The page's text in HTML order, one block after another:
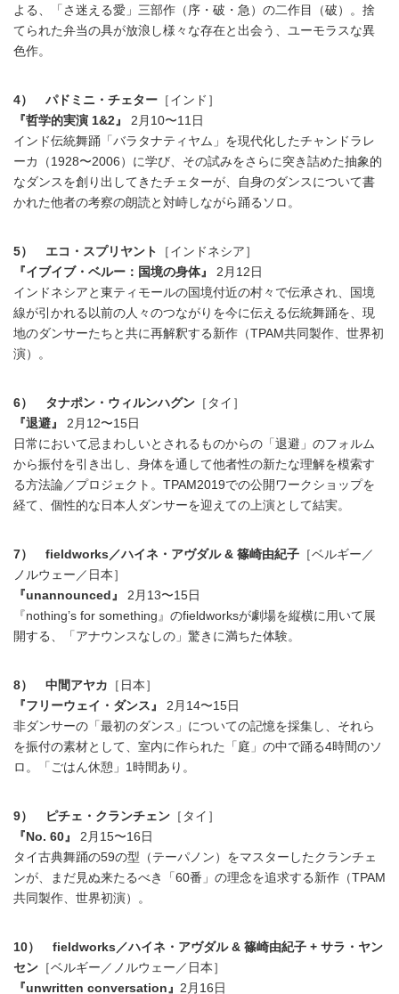
よる、「さ迷える愛」三部作（序・破・急）の二作目（破）。捨
てられた弁当の具が放浪し様々な存在と出会う、ユーモラスな異
色作。
4） パドミニ・チェター ［インド］
『哲学的実演 1&2』
2月10〜11日
インド伝統舞踊「バラタナティヤム」を現代化したチャンドラレ
ーカ（1928〜2006）に学び、その試みをさらに突き詰めた抽象的
なダンスを創り出してきたチェターが、自身のダンスについて書
かれた他者の考察の朗読と対峙しながら踊るソロ。
5） エコ・スプリヤント
［インドネシア］
『イブイブ・ベルー：国境の身体』
2月12日
インドネシアと東ティモールの国境付近の村々で伝承され、国境
線が引かれる以前の人々のつながりを今に伝える伝統舞踊を、現
地のダンサーたちと共に再解釈する新作（TPAM共同製作、世界初
演）。
6） タナポン・ウィルンハグン ［タイ］
『退避』
2月12〜15日
日常において忌まわしいとされるものからの「退避」のフォルム
から振付を引き出し、身体を通して他者性の新たな理解を模索す
る方法論／プロジェクト。TPAM2019での公開ワークショップを
経て、個性的な日本人ダンサーを迎えての上演として結実。
7） fieldworks／ハイネ・アヴダル & 篠崎由紀子 ［ベルギー／
ノルウェー／日本］
『unannounced』
2月13〜15日
『nothing’s for something』のfieldworksが劇場を縦横に用いて展
開する、「アナウンスなしの」驚きに満ちた体験。
8） 中間アヤカ ［日本］
『フリーウェイ・ダンス』
2月14〜15日
非ダンサーの「最初のダンス」についての記憶を採集し、それら
を振付の素材として、室内に作られた「庭」の中で踊る4時間のソ
ロ。「ごはん休憩」1時間あり。
9） ピチェ・クランチェン ［タイ］
『No. 60』
2月15〜16日
タイ古典舞踊の59の型（テーパノン）をマスターしたクランチェ
ンが、まだ見ぬ来たるべき「60番」の理念を追求する新作（TPAM
共同製作、世界初演）。
10） fieldworks／ハイネ・アヴダル & 篠崎由紀子 + サラ・ヤン
セン ［ベルギー／ノルウェー／日本］
『unwritten conversation』 2月16日